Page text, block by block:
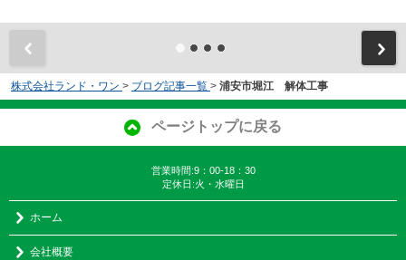
株式会社ランド・ワン > ブログ記事一覧 > 浦安市堀江 解体工事
ページトップに戻る
営業時間:9：00-18：30
定休日:火・水曜日
ホーム
会社概要